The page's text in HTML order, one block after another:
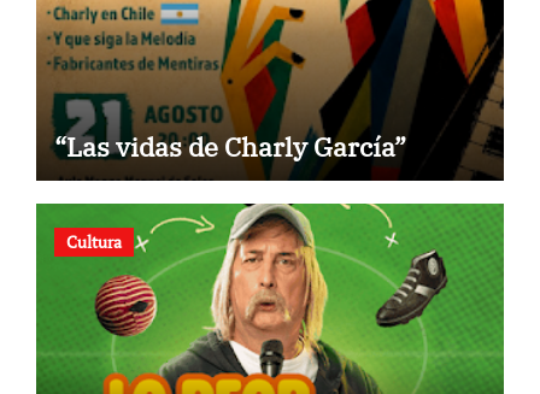
“Las vidas de Charly García”
Cultura